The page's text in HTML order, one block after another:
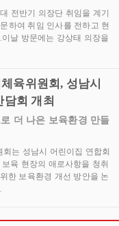
전반기 의장단 취임을 계기
하여 취임 인사를 전하고 현
날 방문에는 강상태 의장을
육위원회, 성남시
회 개최
더 나은 보육환경 만들
는 성남시 어린이집 연합회
육 현장의 애로사항을 청취
한 보육환경 개선 방안을 논